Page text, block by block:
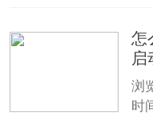
怎
启
浏
时